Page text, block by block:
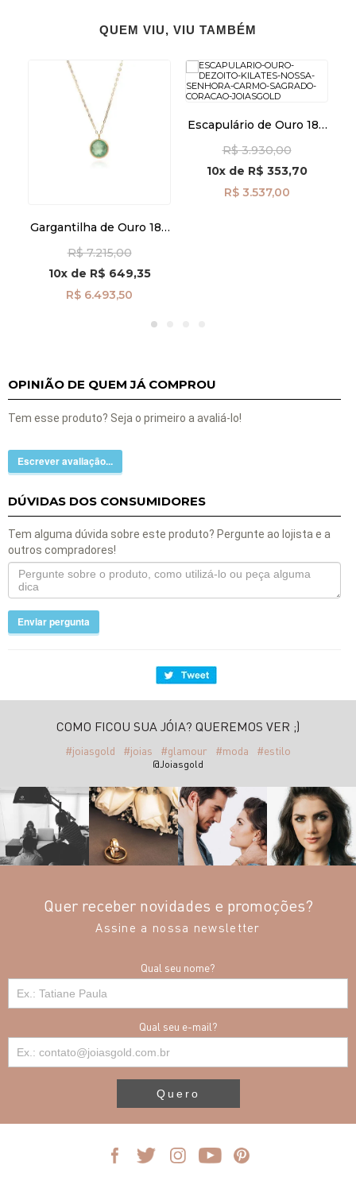
QUEM VIU, VIU TAMBÉM
Gargantilha de Ouro 18k
de 7mm com 45cm
ga08432
R$ 7.215,00
10xde R$ 649,35
R$ 6.493,50
Escapulário de Ouro 18k
e Sagrado Coração
ga07330
R$ 3.930,00
10xde R$ 353,70
R$ 3.537,00
OPINIÃO DE QUEM JÁ COMPROU
Tem esse produto? Seja o primeiro a avaliá-lo!
Escrever avaliação...
DÚVIDAS DOS CONSUMIDORES
Tem alguma dúvida sobre este produto? Pergunte ao lojista e a
outros compradores!
Enviar pergunta
COMO FICOU SUA JÓIA? QUEREMOS VER ;)
#joiasgold #joias #glamour #moda #estilo
@Joiasgold
Quer receber novidades e promoções?
Assine a nossa newsletter
Qual seu nome?
Qual seu e-mail?
Quero